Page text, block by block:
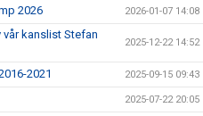
2026 2026-01-07 14:08
kanslist Stefan
2025-12-22 14:52
2021 2025-09-15 09:43
2025-07-22 20:05